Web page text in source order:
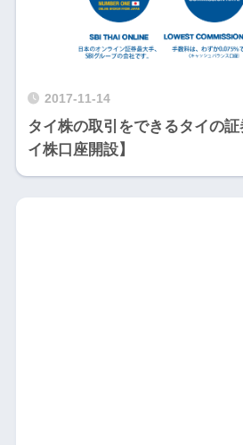
2017-11-14
タイ株の取引をできるタイの
イ株口座開設】